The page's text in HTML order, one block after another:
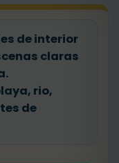
de interior
claras
rio,
de